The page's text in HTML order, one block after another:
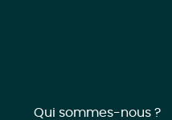
Qui sommes-nous ?